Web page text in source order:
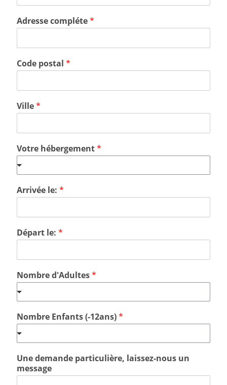
Adresse compléte*
Code postal*
Ville*
Votre hébergement*
Arrivée le:*
Départ le:*
Nombre d'Adultes*
Nombre Enfants (-12ans)*
Une demande particulière, laissez-nous un
message